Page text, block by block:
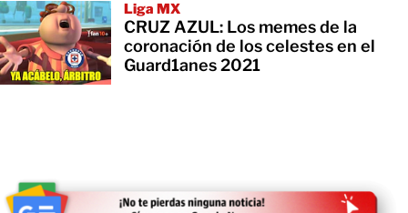
Liga MX
CRUZ AZUL: Los memes de la
coronación de los celestes en el
Guard1anes 2021